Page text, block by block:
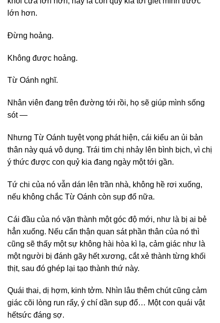
lớn hơn.
Đừng hoảng.
Không được hoảng.
Từ Oánh nghĩ.
Nhân viên đang trên đường tới rồi, họ sẽ giúp mình sống
sót —
Nhưng Từ Oánh tuyệt vọng phát hiện, cái kiểu an ủi bản
thân này quá vô dụng. Trái tim chị nhảy lên bình bịch, vì chị
ý thức được con quỷ kia đang ngày một tới gần.
Tứ chi của nó vẫn dán lên trần nhà, không hề rơi xuống,
nếu không chắc Từ Oánh còn sụp đổ nữa.
Cái đầu của nó vặn thành một góc độ mới, như là bị ai bẻ
hẳn xuống. Nếu cẩn thận quan sát phần thân của nó thì
cũng sẽ thấy một sự không hài hòa kì lạ, cảm giác như là
một người bị đánh gãy hết xương, cắt xẻ thành từng khối
thịt, sau đó ghép lại tạo thành thứ này.
Quái thai, dị hợm, kinh tởm. Nhìn lâu thêm chút cũng cảm
giác cõi lòng run rẩy, ý chí dần sụp đổ… Một con quái vật
hếtsức đáng sợ.